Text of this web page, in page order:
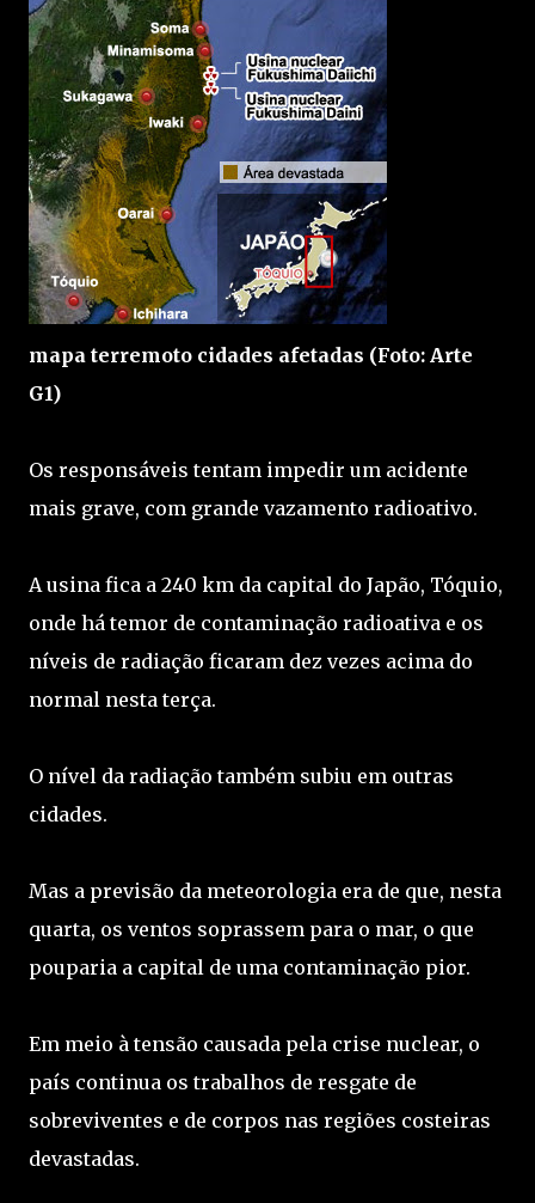
mapa terremoto cidades afetadas (Foto: Arte
G1)
Os responsáveis tentam impedir um acidente
mais grave, com grande vazamento radioativo.
A usina fica a 240 km da capital do Japão, Tóquio,
onde há temor de contaminação radioativa e os
níveis de radiação ficaram dez vezes acima do
normal nesta terça.
O nível da radiação também subiu em outras
cidades.
Mas a previsão da meteorologia era de que, nesta
quarta, os ventos soprassem para o mar, o que
pouparia a capital de uma contaminação pior.
Em meio à tensão causada pela crise nuclear, o
país continua os trabalhos de resgate de
sobreviventes e de corpos nas regiões costeiras
devastadas.